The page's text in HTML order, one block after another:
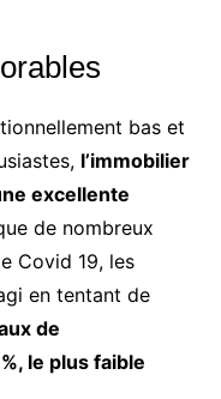
bas et
l’immobilier
excellente
de nombreux
Covid 19, les
en tentant de
de
le plus faible